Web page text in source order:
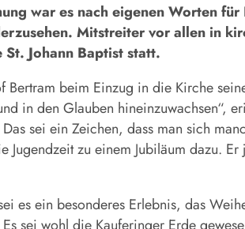
war es nach eigenen Worten
Mitstreiter vor allen in
Johann Baptist statt.
Bertram beim Einzug in die Kirche
in den Glauben hineinzuwachsen“,
sei ein Zeichen, dass man sich
Jugendzeit zu einem Jubiläum dazu.
es ein besonderes Erlebnis, das
sei wohl die Kauferinger Erde